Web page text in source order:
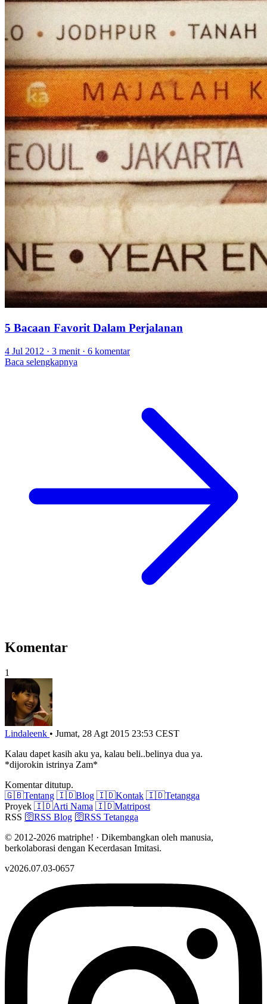
5 Bacaan Favorit Dalam Perjalanan
4 Jul 2012 · 3 menit · 6 komentar
Baca selengkapnya
Komentar
1
Lindaleenk • Jumat, 28 Agt 2015 23:53 CEST
Kalau dapet kasih aku ya, kalau beli..belinya dua ya.
*dijorokin istrinya Zam*
Komentar ditutup.
🇬🇧Tentang 🇮🇩Blog 🇮🇩Kontak 🇮🇩Tetangga
Proyek 🇮🇩Arti Nama 🇮🇩Matripost
RSS 🛜RSS Blog 🛜RSS Tetangga
© 2012-2026 matriphe! · Dikembangkan oleh manusia,
berkolaborasi dengan Kecerdasan Imitasi.
v2026.07.03-0657